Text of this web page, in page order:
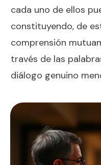
cada uno de ellos
constituyendo, de
comprensión
través de las
diálogo genuino